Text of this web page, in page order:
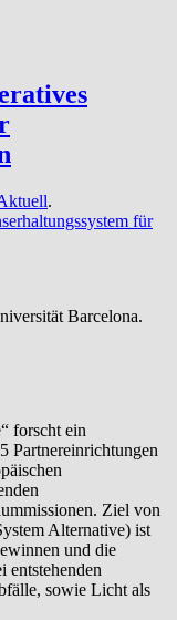
.
Barcelona.
forscht ein
Partnereinrichtungen
Ziel von
Alternative) ist
und die
entstehenden
sowie Licht als